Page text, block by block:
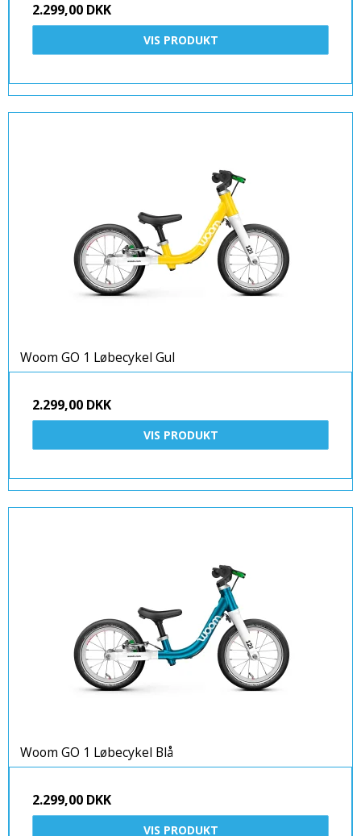
2.299,00 DKK
VIS PRODUKT
Woom GO 1 Løbecykel Gul
2.299,00 DKK
VIS PRODUKT
Woom GO 1 Løbecykel Blå
2.299,00 DKK
VIS PRODUKT